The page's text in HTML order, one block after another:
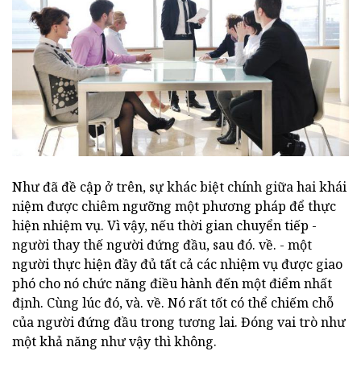
Như đã đề cập ở trên, sự khác biệt chính giữa hai khái
niệm được chiêm ngưỡng một phương pháp để thực
hiện nhiệm vụ. Vì vậy, nếu thời gian chuyển tiếp -
người thay thế người đứng đầu, sau đó. về. - một
người thực hiện đầy đủ tất cả các nhiệm vụ được giao
phó cho nó chức năng điều hành đến một điểm nhất
định. Cùng lúc đó, và. về. Nó rất tốt có thể chiếm chỗ
của người đứng đầu trong tương lai. Đóng vai trò như
một khả năng như vậy thì không.